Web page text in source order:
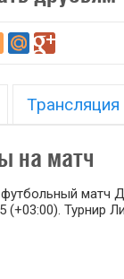
Трансляция
на матч
матч
(+03:00). Турнир